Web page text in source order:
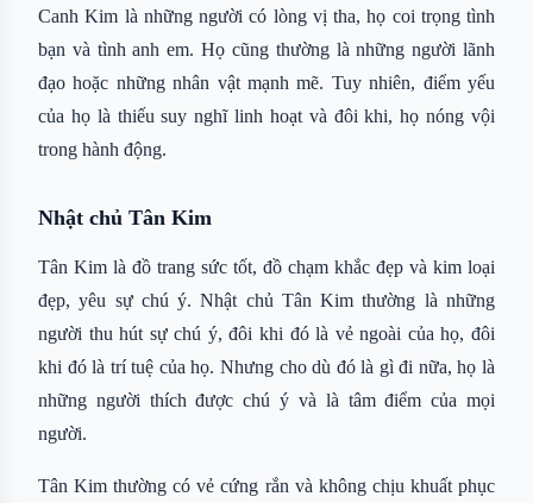
Canh Kim là những người có lòng vị tha, họ coi trọng tình
bạn và tình anh em. Họ cũng thường là những người lãnh
đạo hoặc những nhân vật mạnh mẽ. Tuy nhiên, điểm yếu
của họ là thiếu suy nghĩ linh hoạt và đôi khi, họ nóng vội
trong hành động.
Nhật chủ Tân Kim
Tân Kim là đồ trang sức tốt, đồ chạm khắc đẹp và kim loại
đẹp, yêu sự chú ý. Nhật chủ Tân Kim thường là những
người thu hút sự chú ý, đôi khi đó là vẻ ngoài của họ, đôi
khi đó là trí tuệ của họ. Nhưng cho dù đó là gì đi nữa, họ là
những người thích được chú ý và là tâm điểm của mọi
người.
Tân Kim thường có vẻ cứng rắn và không chịu khuất phục